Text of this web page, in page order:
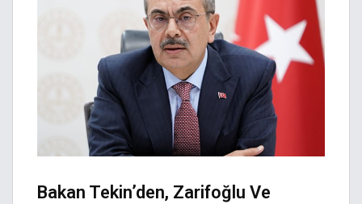
Bakan Tekin’den, Zarifoğlu Ve